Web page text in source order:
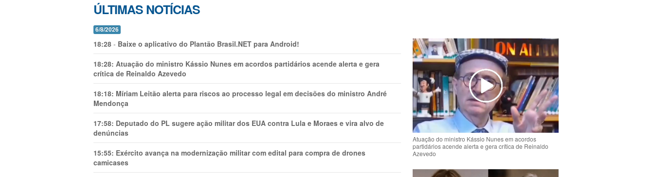
ÚLTIMAS NOTÍCIAS
6/8/2026
18:28 - Baixe o aplicativo do Plantão Brasil.NET para Android!
18:28: Atuação do ministro Kássio Nunes em acordos partidários acende alerta e gera
crítica de Reinaldo Azevedo
18:18: Míriam Leitão alerta para riscos ao processo legal em decisões do ministro André
Mendonça
17:58: Deputado do PL sugere ação militar dos EUA contra Lula e Moraes e vira alvo de
denúncias
15:55: Exército avança na modernização militar com edital para compra de drones
camicases
Atuação do ministro Kássio Nunes em acordos
partidários acende alerta e gera crítica de Reinaldo
Azevedo